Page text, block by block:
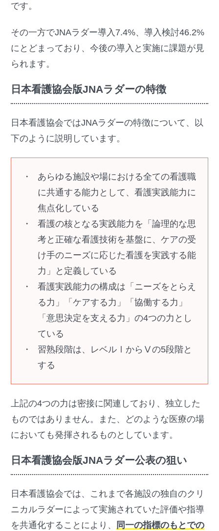
です。
その一方でJNAラダー導入7.4%、導入検討46.2%
にとどまっており、今後の導入と実施に課題が見
られます。
日本看護協会版JNAラダーの特徴
日本看護協会ではJNAラダーの特徴について、以
下のように説明しています。
あらゆる施設や場における全ての看護職
に共通する能力として、看護実践能力に
焦点化している
看護の核となる実践能力を「論理的な思
考と正確な看護技術を基盤に、ケアの受
け手のニーズに応じた看護を実践する能
力」と定義している
看護実践能力の構成は「ニーズをとらえ
る力」「ケアする力」「協働する力」
「意思決定を支える力」の4つの力とし
ている
習熟段階は、レベルⅠからⅤの5段階と
する
上記の4つの力は密接に関連しており、独立した
ものではありません。また、どのような医療の場
においても発揮されるものとしています。
日本看護協会版JNAラダー公表の狙い
日本看護協会では、これまで各施設の独自のクリ
ニカルラダーによって実施されていた評価や指導
を共通化することにより、
同一の指標のもとでの